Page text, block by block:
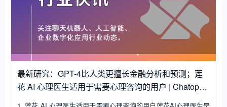
最新研究：GPT-4比人类更擅长金融分析和预测；莲
花 AI 心理医生适用于需要心理咨询的用户 | Chatoper
a 行业快讯